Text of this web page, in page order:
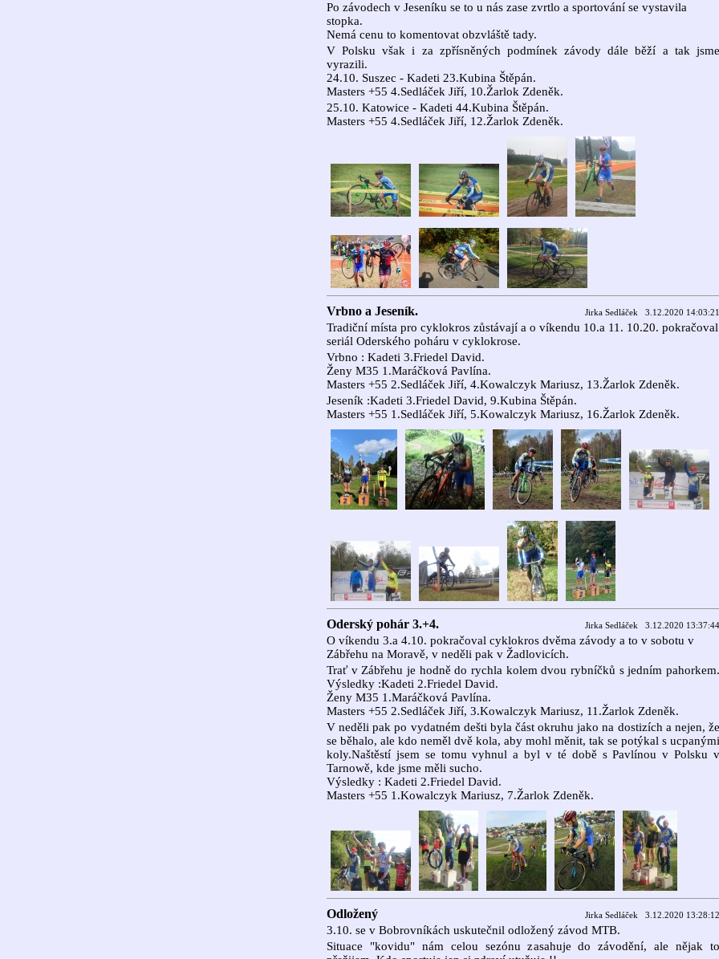
Po závodech v Jeseníku se to u nás zase zvrtlo a sportování se vystavila
stopka.
Nemá cenu to komentovat obzvláště tady.
V Polsku však i za zpřísněných podmínek závody dále běží a tak jsme
vyrazili.
24.10. Suszec - Kadeti 23.Kubina Štěpán.
Masters +55 4.Sedláček Jiří, 10.Žarlok Zdeněk.
25.10. Katowice - Kadeti 44.Kubina Štěpán.
Masters +55 4.Sedláček Jiří, 12.Žarlok Zdeněk.
Vrbno a Jeseník. Jirka Sedláček 3.12.2020 14:03:21
Tradiční místa pro cyklokros zůstávají a o víkendu 10.a 11. 10.20. pokračoval
seriál Oderského poháru v cyklokrose.
Vrbno : Kadeti 3.Friedel David.
Ženy M35 1.Maráčková Pavlína.
Masters +55 2.Sedláček Jiří, 4.Kowalczyk Mariusz, 13.Žarlok Zdeněk.
Jeseník :Kadeti 3.Friedel David, 9.Kubina Štěpán.
Masters +55 1.Sedláček Jiří, 5.Kowalczyk Mariusz, 16.Žarlok Zdeněk.
Oderský pohár 3.+4. Jirka Sedláček 3.12.2020 13:37:44
O víkendu 3.a 4.10. pokračoval cyklokros dvěma závody a to v sobotu v
Zábřehu na Moravě, v neděli pak v Žadlovicích.
Trať v Zábřehu je hodně do rychla kolem dvou rybníčků s jedním pahorkem.
Výsledky :Kadeti 2.Friedel David.
Ženy M35 1.Maráčková Pavlína.
Masters +55 2.Sedláček Jiří, 3.Kowalczyk Mariusz, 11.Žarlok Zdeněk.
V neděli pak po vydatném dešti byla část okruhu jako na dostizích a nejen, že
se běhalo, ale kdo neměl dvě kola, aby mohl měnit, tak se potýkal s ucpanými
koly.Naštěstí jsem se tomu vyhnul a byl v té době s Pavlínou v Polsku v
Tarnowě, kde jsme měli sucho.
Výsledky : Kadeti 2.Friedel David.
Masters +55 1.Kowalczyk Mariusz, 7.Žarlok Zdeněk.
Odložený Jirka Sedláček 3.12.2020 13:28:12
3.10. se v Bobrovníkách uskutečnil odložený závod MTB.
Situace "kovidu" nám celou sezónu zasahuje do závodění, ale nějak to